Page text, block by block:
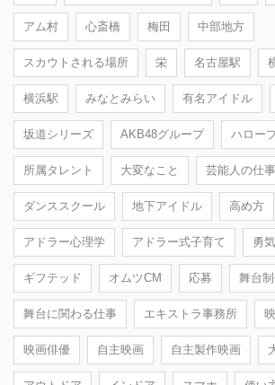
アム村 心斎橋 梅田 中部地方
スカウトされる場所 栄 名古屋駅
横浜駅 みなとみらい 有名アイドル
坂道シリーズ AKB48グループ ハロー
所属タレント 大変なこと 芸能人の仕事
ダンススクール 地下アイドル 高め方
アドラー心理学 アドラー式子育て 勇
ギフテッド オムツCM 応募 舞台
舞台に関わる仕事 エキストラ事務所
映画俳優 自主映画 自主製作映画